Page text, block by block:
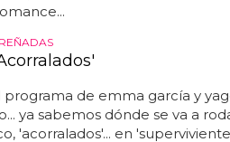
de la modelo Cara
la modelo cara delevingne: la
enrolla y sale con la
rodríguez ha declarado a the
embargo, es una tía dura... no